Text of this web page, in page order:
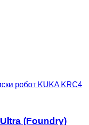
робот KUKA KRC4
(Foundry)